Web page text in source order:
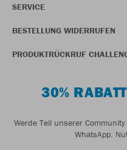
SERVICE
BESTELLUNG WIDERRUFEN
PRODUKTRÜCKRUF
30%
Werde Teil unserer
WhatsApp.